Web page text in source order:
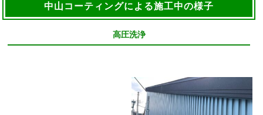
中山コーティングによる施工中の様子
高圧洗浄